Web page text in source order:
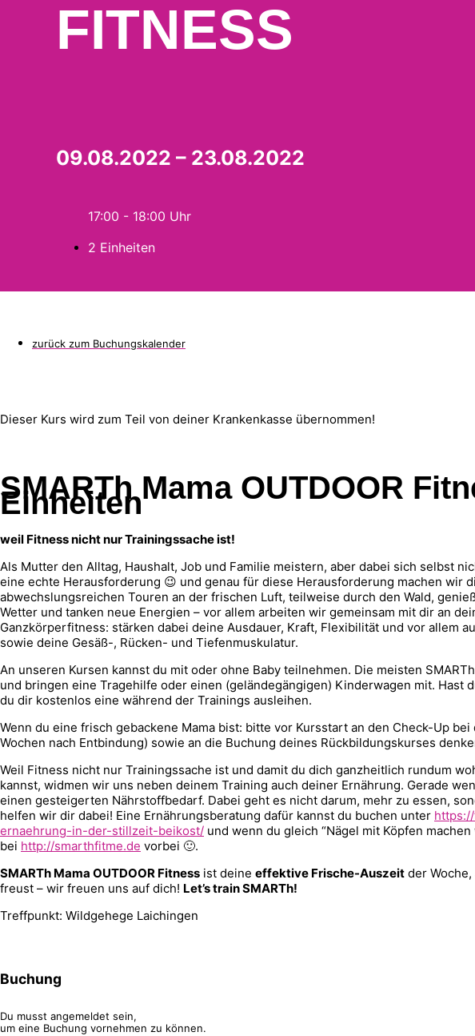
FITNESS
09.08.2022 – 23.08.2022
17:00 - 18:00
2 Einheiten
zurück zum Buchungskalender
Dieser Kurs wird zum Teil von deiner Krankenkasse übernommen!
SMARTh Mama OUTDOOR
Einheiten
weil Fitness nicht nur Trainingssache ist!
Als Mutter den Alltag, Haushalt, Job und Familie meistern, aber dabei sich selbst
eine echte Herausforderung 😉 und genau für diese Herausforderung machen wir
abwechslungsreichen Touren an der frischen Luft, teilweise durch den Wald,
Wetter und tanken neue Energien – vor allem arbeiten wir gemeinsam mit dir an
Ganzkörperfitness: stärken dabei deine Ausdauer, Kraft, Flexibilität und vor allem
sowie deine Gesäß-, Rücken- und Tiefenmuskulatur.
An unseren Kursen kannst du mit oder ohne Baby teilnehmen. Die meisten
und bringen eine Tragehilfe oder einen (geländegängigen) Kinderwagen mit. Hast
du dir kostenlos eine während der Trainings ausleihen.
Wenn du eine frisch gebackene Mama bist: bitte vor Kursstart an den Check-Up bei
Wochen nach Entbindung) sowie an die Buchung deines Rückbildungskurses
Weil Fitness nicht nur Trainingssache ist und damit du dich ganzheitlich rundum
kannst, widmen wir uns neben deinem Training auch deiner Ernährung. Gerade
einen gesteigerten Nährstoffbedarf. Dabei geht es nicht darum, mehr zu essen,
helfen wir dir dabei! Eine Ernährungsberatung dafür kannst du buchen unter
ernaehrung-in-der-stillzeit-beikost/ und wenn du gleich “Nägel mit Köpfen
bei http://smarthfitme.de vorbei 🙂.
SMARTh Mama OUTDOOR Fitness ist deine effektive Frische-Auszeit der
freust – wir freuen uns auf dich! Let’s train SMARTh!
Treffpunkt: Wildgehege Laichingen
Buchung
Du musst angemeldet sein,
um eine Buchung vornehmen zu können.